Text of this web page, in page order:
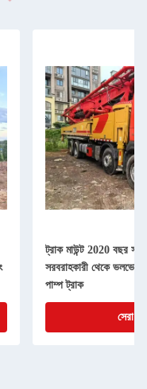
ট্রাক মাউন্ট 2020 বছর
সরবরাহকারী থেকে ভলভো
পাম্প ট্রাক
সেরা